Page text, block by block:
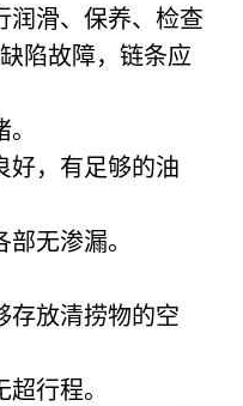
润滑、保养、检查
陷故障，链条应
好，有足够的油
无渗漏。
存放清捞物的空
行程。